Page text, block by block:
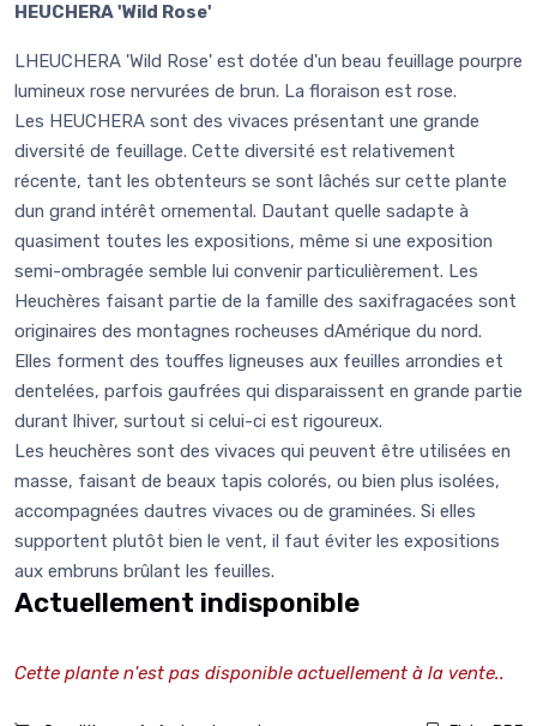
HEUCHERA 'Wild Rose'
LHEUCHERA 'Wild Rose' est dotée d'un beau feuillage pourpre
lumineux rose nervurées de brun. La floraison est rose.
Les HEUCHERA sont des vivaces présentant une grande
diversité de feuillage. Cette diversité est relativement
récente, tant les obtenteurs se sont lâchés sur cette plante
dun grand intérêt ornemental. Dautant quelle sadapte à
quasiment toutes les expositions, même si une exposition
semi-ombragée semble lui convenir particulièrement. Les
Heuchères faisant partie de la famille des saxifragacées sont
originaires des montagnes rocheuses dAmérique du nord.
Elles forment des touffes ligneuses aux feuilles arrondies et
dentelées, parfois gaufrées qui disparaissent en grande partie
durant lhiver, surtout si celui-ci est rigoureux.
Les heuchères sont des vivaces qui peuvent être utilisées en
masse, faisant de beaux tapis colorés, ou bien plus isolées,
accompagnées dautres vivaces ou de graminées. Si elles
supportent plutôt bien le vent, il faut éviter les expositions
aux embruns brûlant les feuilles.
Actuellement indisponible
Cette plante n'est pas disponible actuellement à la vente..